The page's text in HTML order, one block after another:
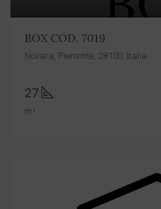
BOX COD. 7019
Novara, Piemonte, 28100, Italia
27
m²